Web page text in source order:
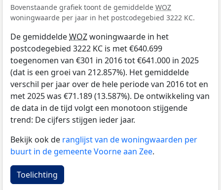
Bovenstaande grafiek toont de gemiddelde WOZ
woningwaarde per jaar in het postcodegebied 3222 KC.
De gemiddeldeWOZwoningwaarde in het
postcodegebied 3222 KC is met €640.699
toegenomen van €301 in 2016 tot €641.000 in 2025
(dat is een groei van 212.857%). Het gemiddelde
verschil per jaar over de hele periode van 2016 tot en
met 2025 was €71.189 (13.587%). De ontwikkeling van
de data in de tijd volgt een monotoon stijgende
trend: De cijfers stijgen ieder jaar.
Bekijk ook de ranglijst van de woningwaarden per
buurt in de gemeente Voorne aan Zee.
Toelichting